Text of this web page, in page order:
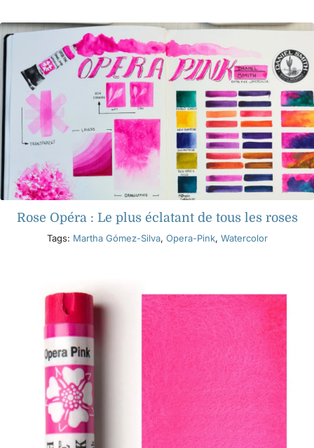
Produits
Événements
Blog
Ressources
Trouver un détaillant
S'abonner
Rose Opéra : Le plus éclatant de tous les roses
Tags: Martha Gómez-Silva, Opera-Pink, Watercolor